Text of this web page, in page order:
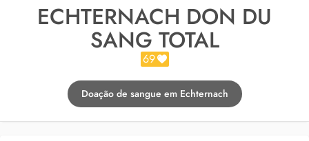
ECHTERNACH DON DU
SANG TOTAL
69
Doação de sangue em Echternach